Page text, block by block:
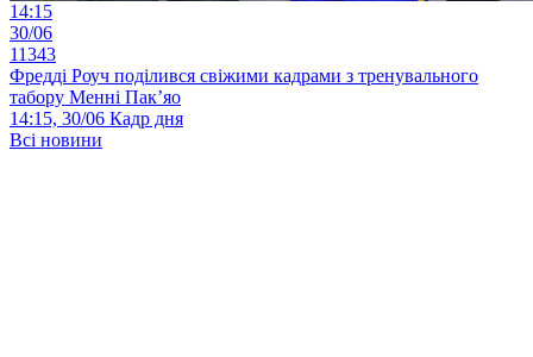
14:15
30/06
11343
Фредді Роуч поділився свіжими кадрами з тренувального
табору Менні Пак’яо
14:15, 30/06 Кадр дня
Всі новини